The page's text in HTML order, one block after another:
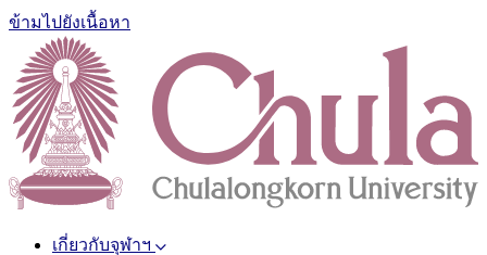
ข้ามไปยังเนื้อหา
เกี่ยวกับจุฬาฯ